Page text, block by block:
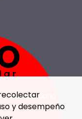
y desempeño
especialidada
renovables.